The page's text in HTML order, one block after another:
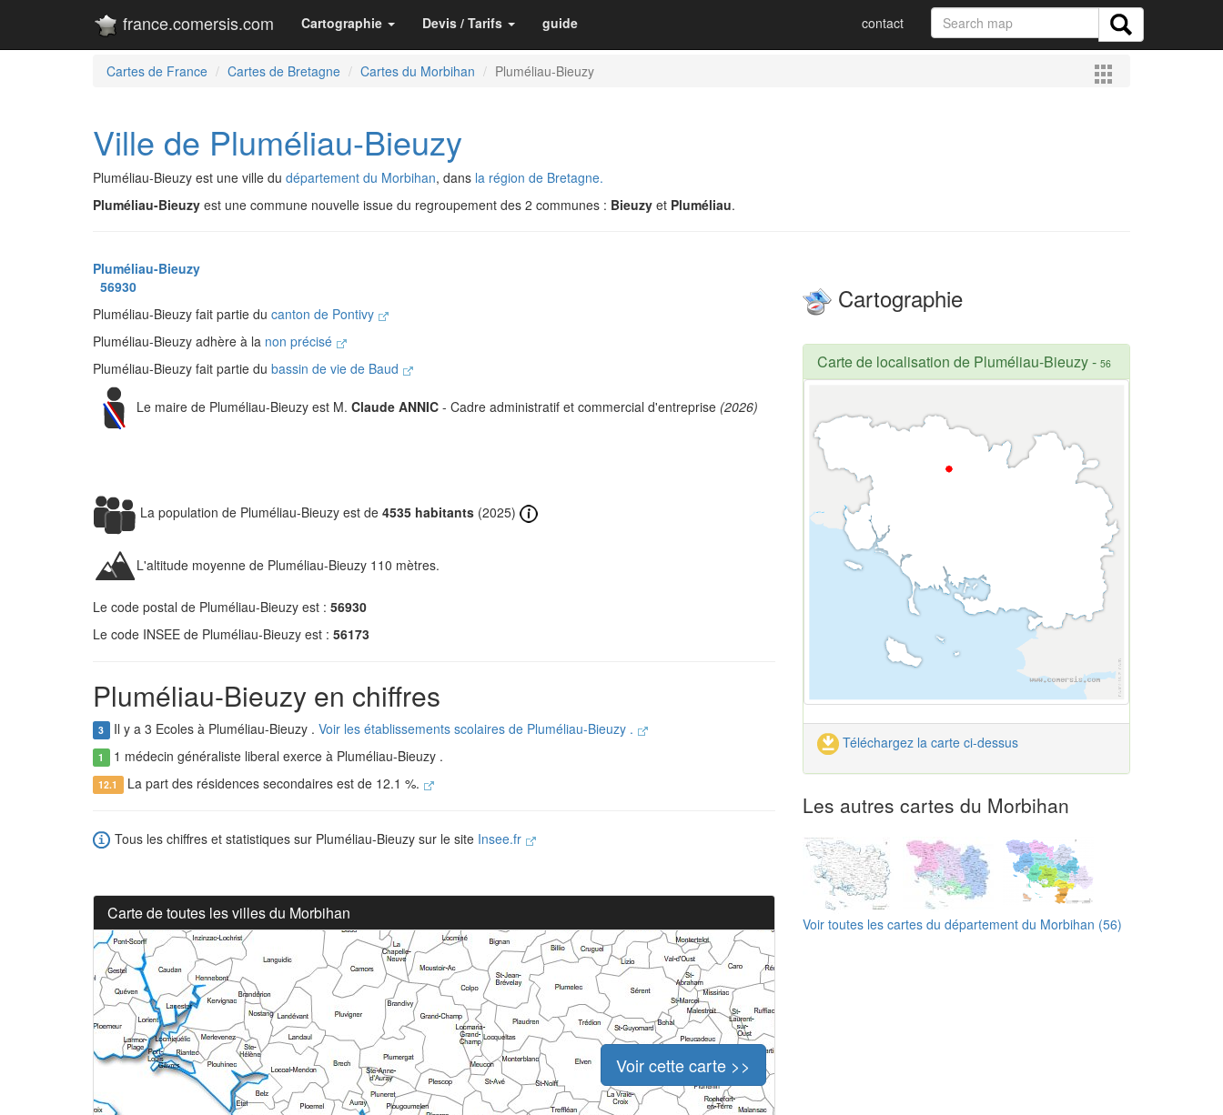
france.comersis.com Cartographie Devis / Tarifs guide contact
Cartes de France Cartes de Bretagne Cartes du Morbihan Pluméliau-Bieuzy
Ville de Pluméliau-Bieuzy
Pluméliau-Bieuzy est une ville du département du Morbihan, dans la région de Bretagne.
Pluméliau-Bieuzy est une commune nouvelle issue du regroupement des 2 communes : Bieuzy et Pluméliau.
Pluméliau-Bieuzy
56930
Pluméliau-Bieuzy fait partie du canton de Pontivy
Pluméliau-Bieuzy adhère à la non précisé
Pluméliau-Bieuzy fait partie du bassin de vie de Baud
Le maire de Pluméliau-Bieuzy est M. Claude ANNIC - Cadre administratif et commercial d'entreprise (2026)
La population de Pluméliau-Bieuzy est de 4535 habitants (2025)
L'altitude moyenne de Pluméliau-Bieuzy 110 mètres.
Le code postal de Pluméliau-Bieuzy est : 56930
Le code INSEE de Pluméliau-Bieuzy est : 56173
Pluméliau-Bieuzy en chiffres
3 Il y a 3 Ecoles à Pluméliau-Bieuzy . Voir les établissements scolaires de Pluméliau-Bieuzy .
1 1 médecin généraliste liberal exerce à Pluméliau-Bieuzy .
12.1 La part des résidences secondaires est de 12.1 %.
Tous les chiffres et statistiques sur Pluméliau-Bieuzy sur le site Insee.fr
Carte de toutes les villes du Morbihan
Voir cette carte >>
Cartographie
Carte de localisation de Pluméliau-Bieuzy- 56
Téléchargez la carte ci-dessus
Les autres cartes du Morbihan
Voir toutes les cartes du département du Morbihan (56)